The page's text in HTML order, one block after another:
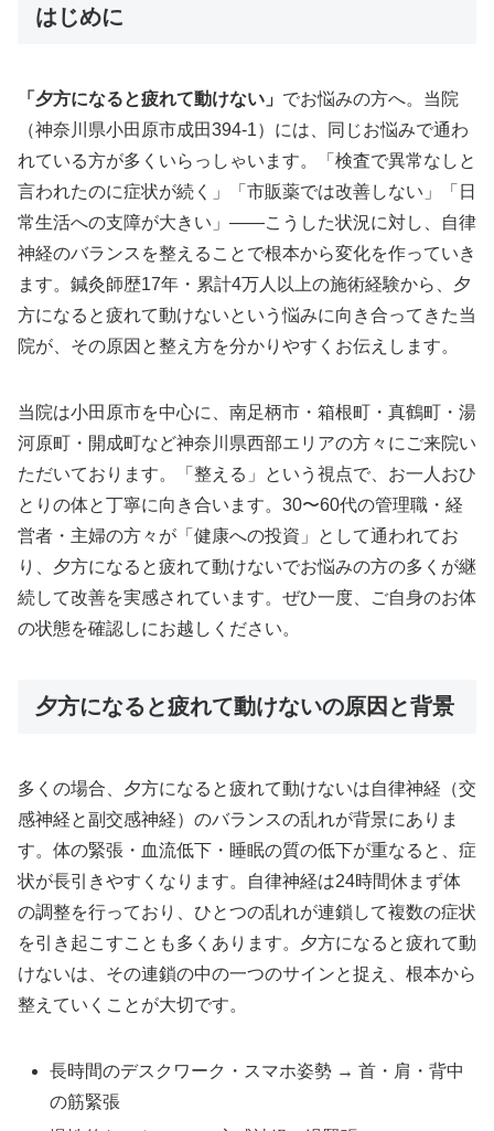
はじめに
「夕方になると疲れて動けない」 でお悩みの方へ。当院
（神奈川県小田原市成田394-1）には、同じお悩みで通わ
れている方が多くいらっしゃいます。「検査で異常なしと
言われたのに症状が続く」「市販薬では改善しない」「日
常生活への支障が大きい」——こうした状況に対し、自律
神経のバランスを整えることで根本から変化を作っていき
ます。鍼灸師歴17年・累計4万人以上の施術経験から、夕
方になると疲れて動けないという悩みに向き合ってきた当
院が、その原因と整え方を分かりやすくお伝えします。
当院は小田原市を中心に、南足柄市・箱根町・真鶴町・湯
河原町・開成町など神奈川県西部エリアの方々にご来院い
ただいております。「整える」という視点で、お一人おひ
とりの体と丁寧に向き合います。30〜60代の管理職・経
営者・主婦の方々が「健康への投資」として通われてお
り、夕方になると疲れて動けないでお悩みの方の多くが継
続して改善を実感されています。ぜひ一度、ご自身のお体
の状態を確認しにお越しください。
夕方になると疲れて動けないの原因と背景
多くの場合、夕方になると疲れて動けないは自律神経（交
感神経と副交感神経）のバランスの乱れが背景にありま
す。体の緊張・血流低下・睡眠の質の低下が重なると、症
状が長引きやすくなります。自律神経は24時間休まず体
の調整を行っており、ひとつの乱れが連鎖して複数の症状
を引き起こすことも多くあります。夕方になると疲れて動
けないは、その連鎖の中の一つのサインと捉え、根本から
整えていくことが大切です。
長時間のデスクワーク・スマホ姿勢 → 首・肩・背中
の筋緊張